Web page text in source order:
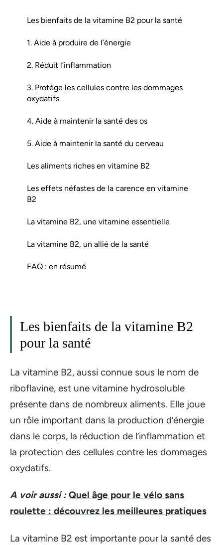
Les bienfaits de la vitamine B2 pour la santé
1. Aide à produire de l’énergie
2. Réduit l’inflammation
3. Protège les cellules contre les dommages
oxydatifs
4. Aide à maintenir la santé des os
5. Aide à maintenir la santé du cerveau
Les aliments riches en vitamine B2
Les effets néfastes de la carence en vitamine
B2
La vitamine B2, une vitamine essentielle
La vitamine B2, un allié de la santé
FAQ : en résumé
Les bienfaits de la vitamine B2
pour la santé
La vitamine B2, aussi connue sous le nom de
riboflavine, est une vitamine hydrosoluble
présente dans de nombreux aliments. Elle joue
un rôle important dans la production d’énergie
dans le corps, la réduction de l’inflammation et
la protection des cellules contre les dommages
oxydatifs.
A voir aussi : Quel âge pour le vélo sans
roulette : découvrez les meilleures pratiques
La vitamine B2 est importante pour la santé des